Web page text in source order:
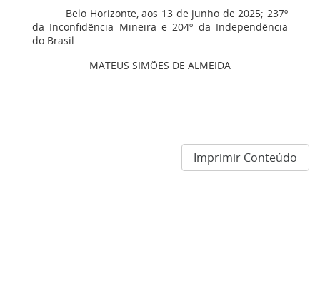
Belo Horizonte, aos 13 de junho de 2025; 237º
da Inconfidência Mineira e 204º da Independência
do Brasil.
MATEUS SIMÕES DE ALMEIDA
Imprimir Conteúdo